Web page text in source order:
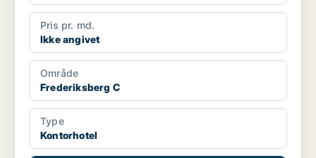
Pris pr. md.
Ikke angivet
Område
Frederiksberg C
Type
Kontorhotel